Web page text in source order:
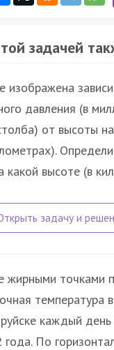
задачей
изображена
давления (в
от высоты
какой высоте (в
жирными точками
температура
каждый
По